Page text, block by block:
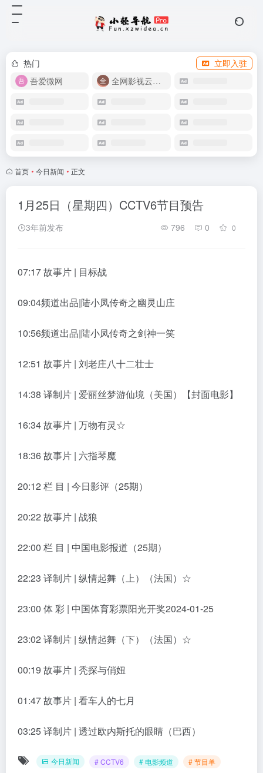
热门
立即入驻
吾爱微网
全网影视云盘资源
首页 • 今日新闻 • 正文
1月25日（星期四）CCTV6节目预告
3年前发布 796 0 0
07:17 故事片 | 目标战
09:04频道出品|陆小凤传奇之幽灵山庄
10:56频道出品|陆小凤传奇之剑神一笑
12:51 故事片 | 刘老庄八十二壮士
14:38 译制片 | 爱丽丝梦游仙境（美国）【封面电影】
16:34 故事片 | 万物有灵☆
18:36 故事片 | 六指琴魔
20:12 栏 目 | 今日影评（25期）
20:22 故事片 | 战狼
22:00 栏 目 | 中国电影报道（25期）
22:23 译制片 | 纵情起舞（上）（法国）☆
23:00 体 彩 | 中国体育彩票阳光开奖2024-01-25
23:02 译制片 | 纵情起舞（下）（法国）☆
00:19 故事片 | 秃探与俏妞
01:47 故事片 | 看车人的七月
03:25 译制片 | 透过欧内斯托的眼睛（巴西）
今日新闻 # CCTV6 # 电影频道
# 节目单